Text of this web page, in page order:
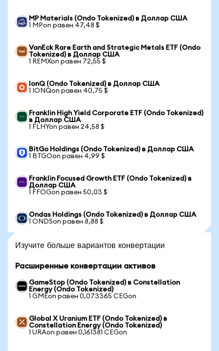
MP Materials (Ondo Tokenized) в Доллар США
1 MPon равен 47,48 $
VanEck Rare Earth and Strategic Metals ETF (Ondo
Tokenized) в Доллар США
1 REMXon равен 72,55 $
IonQ (Ondo Tokenized) в Доллар США
1 IONQon равен 40,75 $
Franklin High Yield Corporate ETF (Ondo Tokenized)
в Доллар США
1 FLHYon равен 24,58 $
BitGo Holdings (Ondo Tokenized) в Доллар США
1 BTGOon равен 4,99 $
Franklin Focused Growth ETF (Ondo Tokenized) в
Доллар США
1 FFOGon равен 50,03 $
Ondas Holdings (Ondo Tokenized) в Доллар США
1 ONDSon равен 8,88 $
Изучите больше вариантов конвертации
Расширенные конвертации активов
GameStop (Ondo Tokenized) в Constellation
Energy (Ondo Tokenized)
1 GMEon равен 0,073365 CEGon
Global X Uranium ETF (Ondo Tokenized) в
Constellation Energy (Ondo Tokenized)
1 URAon равен 0,161381 CEGon